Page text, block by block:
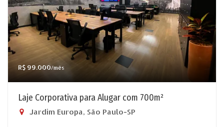
R$ 99.000/mês
Laje Corporativa para Alugar com 700m²
Jardim Europa, São Paulo-SP